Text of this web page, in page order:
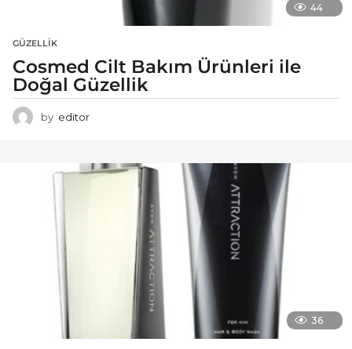
44
GÜZELLIK
Cosmed Cilt Bakım Ürünleri ile
Doğal Güzellik
by editor
36